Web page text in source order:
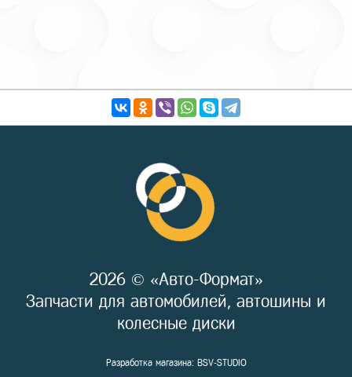
2026 © «Авто-Формат»
Запчасти для автомобилей, автошины и
колесные диски
Разработка магазина: BSV-STUDIO